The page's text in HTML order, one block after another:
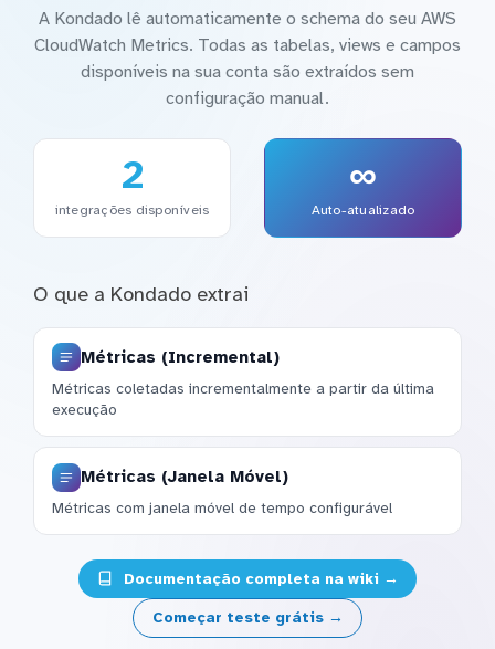
A Kondado lê automaticamente o schema do seu AWS
CloudWatch Metrics. Todas as tabelas, views e campos
disponíveis na sua conta são extraídos sem
configuração manual.
2
integrações disponíveis
∞
Auto-atualizado
O que a Kondado extrai
Métricas (Incremental)
Métricas coletadas incrementalmente a partir da última
execução
Métricas (Janela Móvel)
Métricas com janela móvel de tempo configurável
Documentação completa na wiki →
Começar teste grátis →